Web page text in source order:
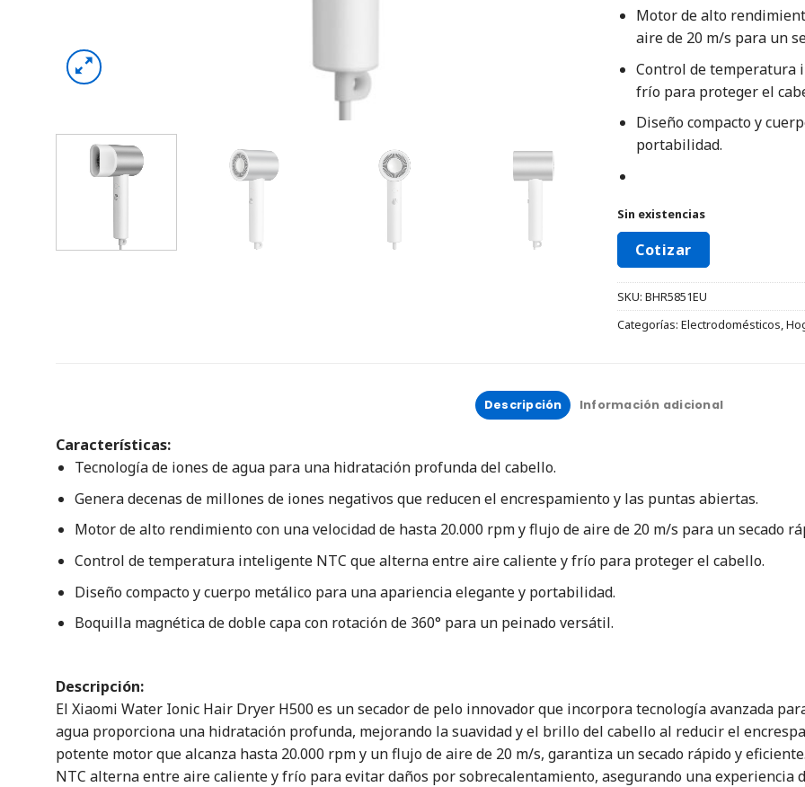
Motor de alto
aire de 20 m/s para un
Control de temperatura
frío para proteger el
Diseño compacto y
portabilidad.
Sin existencias
Cotizar
SKU: BHR5851EU
Categorías: Electrodomésticos,
Descripción Información adicional
Características:
Tecnología de iones de agua para una hidratación profunda del cabello.
Genera decenas de millones de iones negativos que reducen el encrespamiento y las puntas abiertas.
Motor de alto rendimiento con una velocidad de hasta 20.000 rpm y flujo de aire de 20 m/s para un secado
Control de temperatura inteligente NTC que alterna entre aire caliente y frío para proteger el cabello.
Diseño compacto y cuerpo metálico para una apariencia elegante y portabilidad.
Boquilla magnética de doble capa con rotación de 360° para un peinado versátil.
Descripción:
El Xiaomi Water Ionic Hair Dryer H500 es un secador de pelo innovador que incorpora tecnología avanzada
agua proporciona una hidratación profunda, mejorando la suavidad y el brillo del cabello al reducir el
potente motor que alcanza hasta 20.000 rpm y un flujo de aire de 20 m/s, garantiza un secado rápido y
NTC alterna entre aire caliente y frío para evitar daños por sobrecalentamiento, asegurando una experiencia